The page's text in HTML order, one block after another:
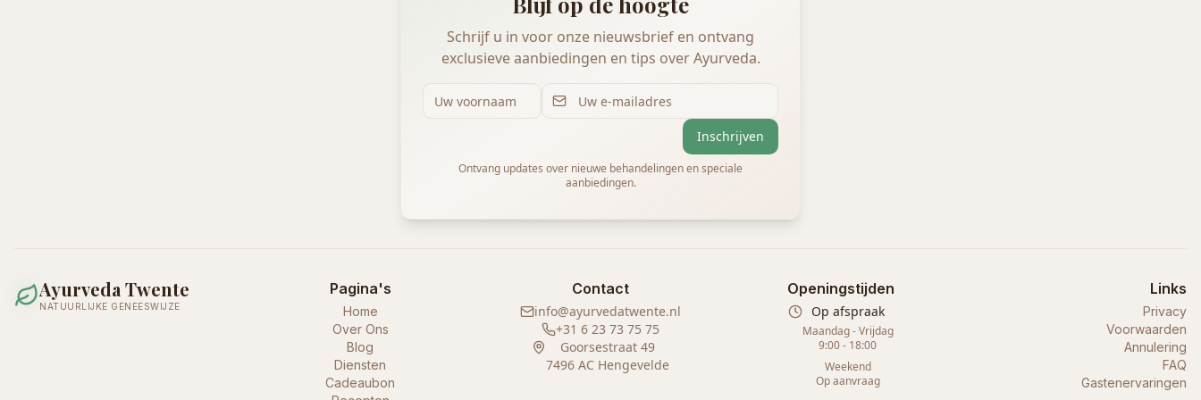
Schrijf u in voor onze nieuwsbrief en ontvang
exclusieve aanbiedingen en tips over Ayurveda.
Inschrijven
Ontvang updates over nieuwe behandelingen en speciale
aanbiedingen.
Ayurveda Twente
NATUURLIJKE GENEESWIJZE
Pagina's
Home
Over Ons
Blog
Diensten
Cadeaubon
Contact
info@ayurvedatwente.nl
+31 6 23 73 75 75
Goorsestraat 49
7496 AC Hengevelde
Openingstijden
Op afspraak
Maandag - Vrijdag
9:00 - 18:00
Weekend
Op aanvraag
Links
Privacy
Voorwaarden
Annulering
FAQ
Gastenervaringen